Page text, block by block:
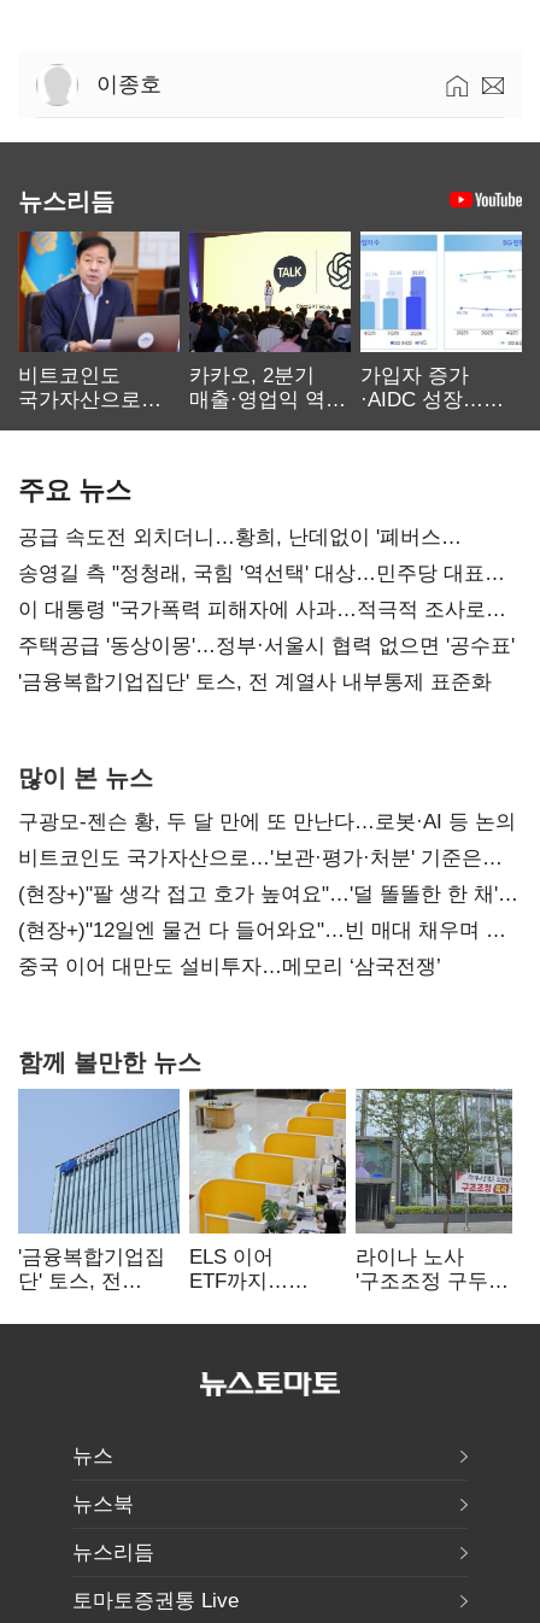
이종호
뉴스리듬
비트코인도
국가자산으로…'
카카오, 2분기
매출·영업익 역대
가입자 증가
·AIDC 성장…
주요 뉴스
공급 속도전 외치더니…황희, 난데없이 '폐버스
리모델링' 제안
송영길 측 "정청래, 국힘 '역선택' 대상…민주당 대표로
총선 지휘 못해"
이 대통령 "국가폭력 피해자에 사과…적극적 조사로
진실 밝혀야"
주택공급 '동상이몽'…정부·서울시 협력 없으면 '공수표'
'금융복합기업집단' 토스, 전 계열사 내부통제 표준화
많이 본 뉴스
구광모-젠슨 황, 두 달 만에 또 만난다…로봇·AI 등 논의
비트코인도 국가자산으로…'보관·평가·처분' 기준은
숙제
(현장+)"팔 생각 접고 호가 높여요"…'덜 똘똘한 한 채'
20억 키맞추기
(현장+)"12일엔 물건 다 들어와요"…빈 매대 채우며 문
연 홈플러스
중국 이어 대만도 설비투자…메모리 ‘삼국전쟁’
함께 볼만한 뉴스
'금융복합기업집
단' 토스, 전
표준화
ELS 이어
ETF까지…
제동 걸린 은행
라이나 노사
'구조조정 구두
뉴스
뉴스북
뉴스리듬
토마토증권통 Live